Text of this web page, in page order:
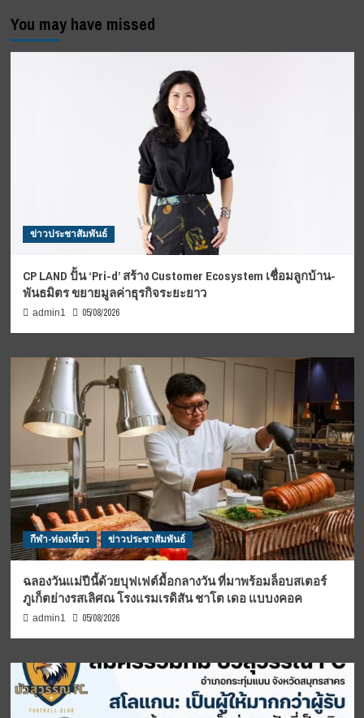
You may have missed
ข่าวประชาสัมพันธ์
CP LAND ปั้น ‘Pri-d’ สร้าง Customer Ecosystem เชื่อมลูกบ้าน-
พันธมิตร ขยายมูลค่าธุรกิจระยะยาว
admin1 05/08/2026
กีฬา-ท่องเที่ยว ข่าวประชาสัมพันธ์
ฉลองวันแม่ปีนี้ด้วยบุฟเฟต์มื้อกลางวัน ที่มาพร้อมล็อบสเตอร์
ภูเก็ตย่างรสเลิศณ โรงแรมเรดิสัน ชาโต เดอ แบบงคอค
admin1 05/08/2026